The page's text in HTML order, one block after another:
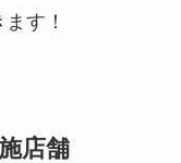
す！
店舗